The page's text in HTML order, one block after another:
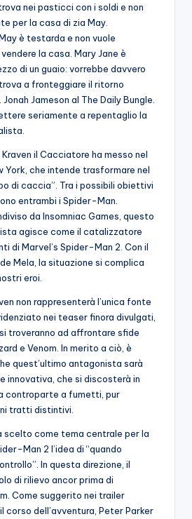
nei pasticci con i soldi e non
per la casa di zia May.
è testarda e non vuole
la casa. Mary Jane è
di un guaio: vorrebbe davvero
a fronteggiare il ritorno
Jameson al The Daily Bungle.
seriamente a repentaglio la
il Cacciatore ha messo nel
York, che intende trasformare nel
di caccia”. Tra i possibili obiettivi
entrambi i Spider-Man.
da Insomniac Games, questo
agisce come il catalizzatore
di Marvel’s Spider-Man 2. Con il
Mela, la situazione si complica
eroi.
non rappresenterà l’unica fonte
nei teaser finora divulgati,
troveranno ad affrontare sfide
e Venom. In merito a ciò, è
quest’ultimo antagonista sarà
innovativa, che si discosterà in
controparte a fumetti, pur
tratti distintivi.
scelto come tema centrale per la
Man 2 l’idea di “quando
In questa direzione, il
di rilievo ancor prima di
Come suggerito nei trailer
corso dell’avventura, Peter Parker